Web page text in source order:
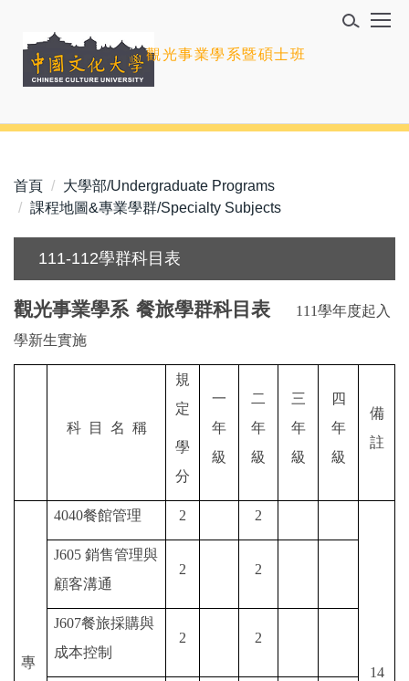
容
觀光事業學系暨碩士班
首頁
大學部/Undergraduate Programs
課程地圖&專業學群/Specialty Subjects
111-112學群科目表
觀光事業學系 餐旅學群科目表 111學年度起入
學新生實施
科 目 名 稱
規
定
學
分
一
年
級
二
年
級
三
年
級
四
年
級
備
註
專
4040餐館管理 2 2
14
J605 銷售管理與
顧客溝通
2 2
J607餐旅採購與
成本控制
2 2